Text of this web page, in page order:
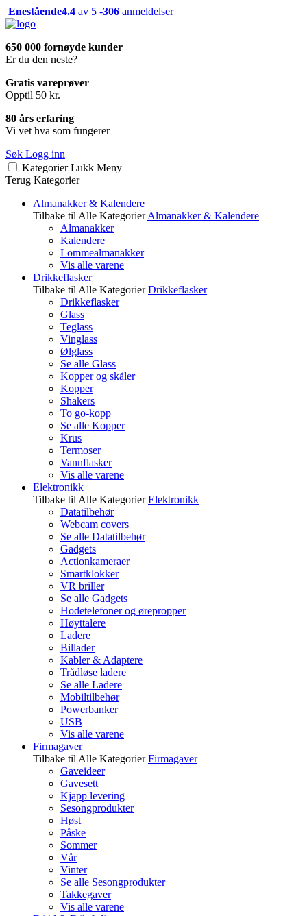
Enestående4.4 av 5 -306 anmeldelser
650 000 fornøyde kunder
Er du den neste?
Gratis vareprøver
Opptil 50 kr.
80 års erfaring
Vi vet hva som fungerer
Søk Logg inn
Kategorier Lukk Meny
Terug Kategorier
Almanakker & Kalendere
Tilbake til Alle Kategorier Almanakker & Kalendere
Almanakker
Kalendere
Lommealmanakker
Vis alle varene
Drikkeflasker
Tilbake til Alle Kategorier Drikkeflasker
Drikkeflasker
Glass
Teglass
Vinglass
Ølglass
Se alle Glass
Kopper og skåler
Kopper
Shakers
To go-kopp
Se alle Kopper
Krus
Termoser
Vannflasker
Vis alle varene
Elektronikk
Tilbake til Alle Kategorier Elektronikk
Datatilbehør
Webcam covers
Se alle Datatilbehør
Gadgets
Actionkameraer
Smartklokker
VR briller
Se alle Gadgets
Hodetelefoner og ørepropper
Høyttalere
Ladere
Billader
Kabler & Adaptere
Trådløse ladere
Se alle Ladere
Mobiltilbehør
Powerbanker
USB
Vis alle varene
Firmagaver
Tilbake til Alle Kategorier Firmagaver
Gaveideer
Gavesett
Kjapp levering
Sesongprodukter
Høst
Påske
Sommer
Vår
Vinter
Se alle Sesongprodukter
Takkegaver
Vis alle varene